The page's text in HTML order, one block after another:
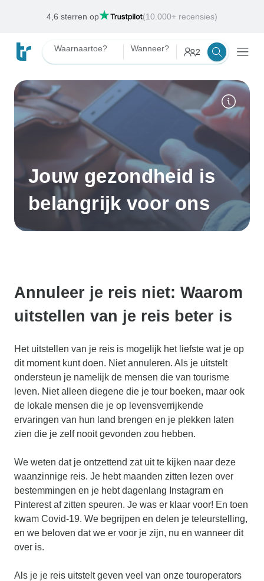
Kies uit wel 2500 reisorganisaties
Waarnaartoe? Wanneer? 2
Jouw gezondheid is
belangrijk voor ons
Annuleer je reis niet: Waarom
uitstellen van je reis beter is
Het uitstellen van je reis is mogelijk het liefste wat je op
dit moment kunt doen. Niet annuleren. Als je uitstelt
ondersteun je namelijk de mensen die van tourisme
leven. Niet alleen diegene die je tour boeken, maar ook
de lokale mensen die je op levensverrijkende
ervaringen van hun land brengen en je plekken laten
zien die je zelf nooit gevonden zou hebben.
We weten dat je ontzettend zat uit te kijken naar deze
waanzinnige reis. Je hebt maanden zitten lezen over
bestemmingen en je hebt dagenlang Instagram en
Pinterest af zitten speuren. Je was er klaar voor! En toen
kwam Covid-19. We begrijpen en delen je teleurstelling,
en we beloven dat we er voor je zijn, nu en wanneer dit
over is.
Als je je reis uitstelt geven veel van onze touroperators